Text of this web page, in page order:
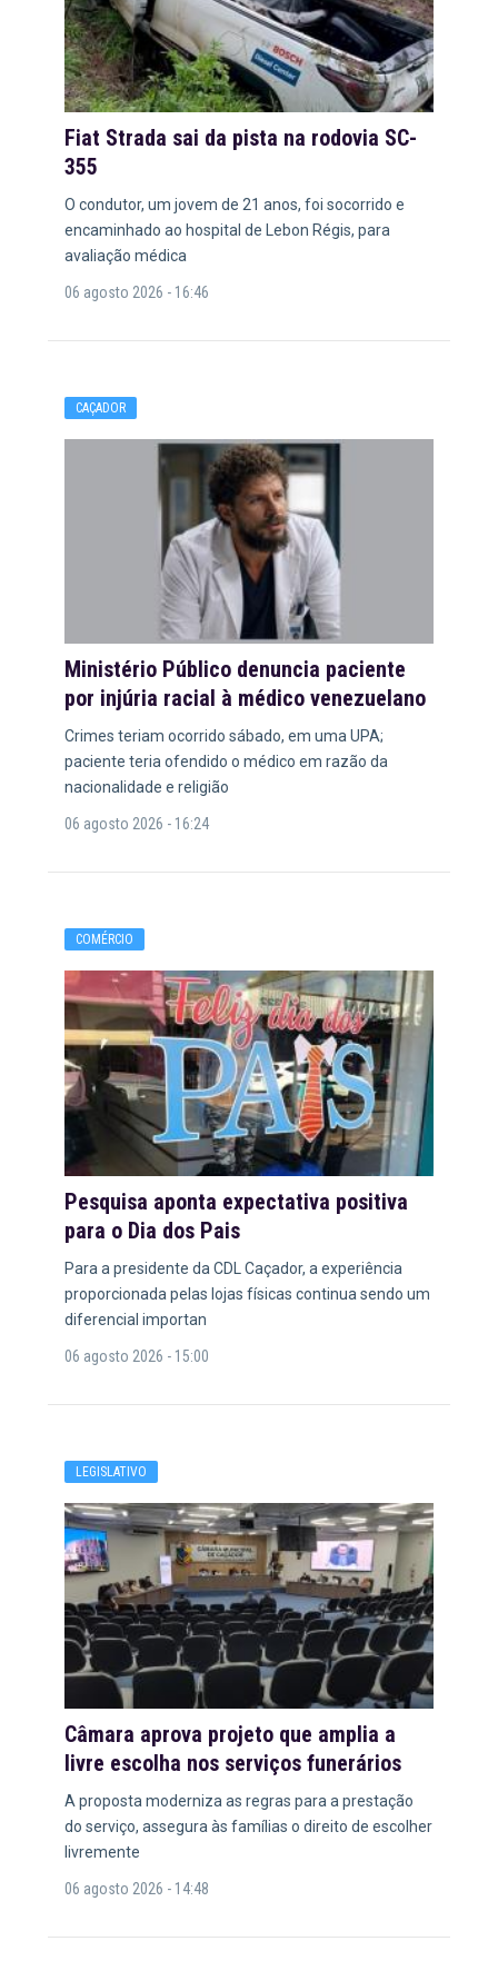
Fiat Strada sai da pista na rodovia SC-
355
O condutor, um jovem de 21 anos, foi socorrido e
encaminhado ao hospital de Lebon Régis, para
avaliação médica
06 agosto 2026 - 16:46
CAÇADOR
Ministério Público denuncia paciente
por injúria racial à médico venezuelano
Crimes teriam ocorrido sábado, em uma UPA;
paciente teria ofendido o médico em razão da
nacionalidade e religião
06 agosto 2026 - 16:24
COMÉRCIO
Pesquisa aponta expectativa positiva
para o Dia dos Pais
Para a presidente da CDL Caçador, a experiência
proporcionada pelas lojas físicas continua sendo um
diferencial importan
06 agosto 2026 - 15:00
LEGISLATIVO
Câmara aprova projeto que amplia a
livre escolha nos serviços funerários
A proposta moderniza as regras para a prestação
do serviço, assegura às famílias o direito de escolher
livremente
06 agosto 2026 - 14:48